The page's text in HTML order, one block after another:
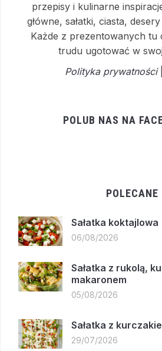
przepisy i kulinarne
główne, sałatki, ciasta,
Każde z prezentowanych tu
trudu ugotować w
Polityka prywatności|
POLUB NAS NA
POLECANE
Sałatka koktajlowa
06/08/2026
Sałatka z rukolą,
makaronem
05/08/2026
Sałatka z
29/07/2026